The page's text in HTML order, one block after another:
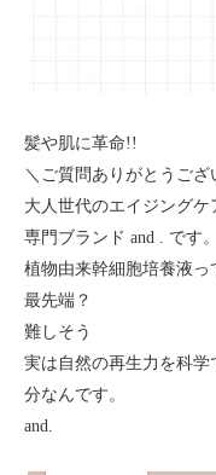
髪や肌に革命!!
＼ご質問ありがとうござ
大人世代のエイジングケ
専門ブランド and . です。
植物由来幹細胞培養液っ
最先端？
難しそう
実は自然の再生力を科
分なんです。
and.